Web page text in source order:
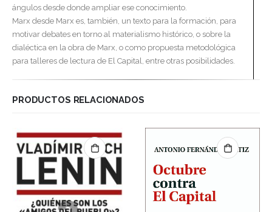
ángulos desde donde ampliar ese conocimiento.
Marx desde Marx es, también, un texto para la formación, para
motivar debates en torno al materialismo histórico, o sobre la
dialéctica en la obra de Marx, o como propuesta metodológica
para talleres de lectura de El Capital, entre otras posibilidades.
PRODUCTOS RELACIONADOS